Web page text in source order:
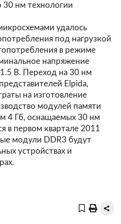
30 нм технологии
удалось
под нагрузкой
в режиме
напряжение
В. Переход на 30 нм
Elpida,
на изготовление
модулей памяти
4 Гб, оснащаемых 30 нм
в первом квартале 2011
модули DDR3 будут
устройствах и